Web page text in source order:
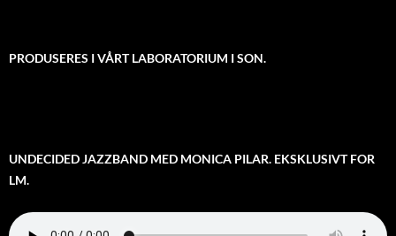
PRODUSERES I VÅRT LABORATORIUM I SON.
UNDECIDED JAZZBAND MED MONICA PILAR. EKSKLUSIVT FOR
LM.